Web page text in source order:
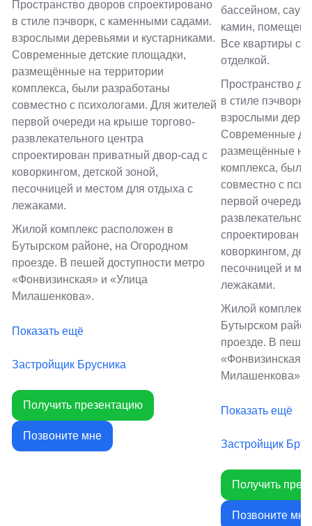
Пространство дворов спроектировано
в стиле пэчворк, с каменными садами.
взрослыми деревьями и кустарниками.
Современные детские площадки,
размещённые на территории
комплекса, были разработаны
совместно с психологами. Для жителей
первой очереди на крыше торгово-
развлекательного центра
спроектирован приватный двор-сад с
коворкингом, детской зоной,
песочницей и местом для отдыха с
лежаками.
Жилой комплекс расположен в
Бутырском районе, на Огородном
проезде. В пешей доступности метро
«Фонвизинская» и «Улица
Милашенкова».
Показать ещё
Застройщик Брусника
Получить презентацию
Позвоните мне
бассейном,
камин,
Все квартиры
отделкой.
Пространство
в стиле
взрослыми
Современные
размещённые на
комплекса, были
совместно с
первой очереди
спроектирован
коворкингом,
песочницей и
лежаками.
Жилой комплекс
Бутырском
проезде. В
«Фонвизинская»
Милашенкова».
Показать ещё
Застройщик
Получить
Позвоните мне